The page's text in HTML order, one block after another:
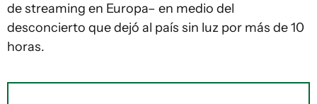
de streaming en Europa– en medio del
desconcierto que dejó al país sin luz por más de 10
horas.